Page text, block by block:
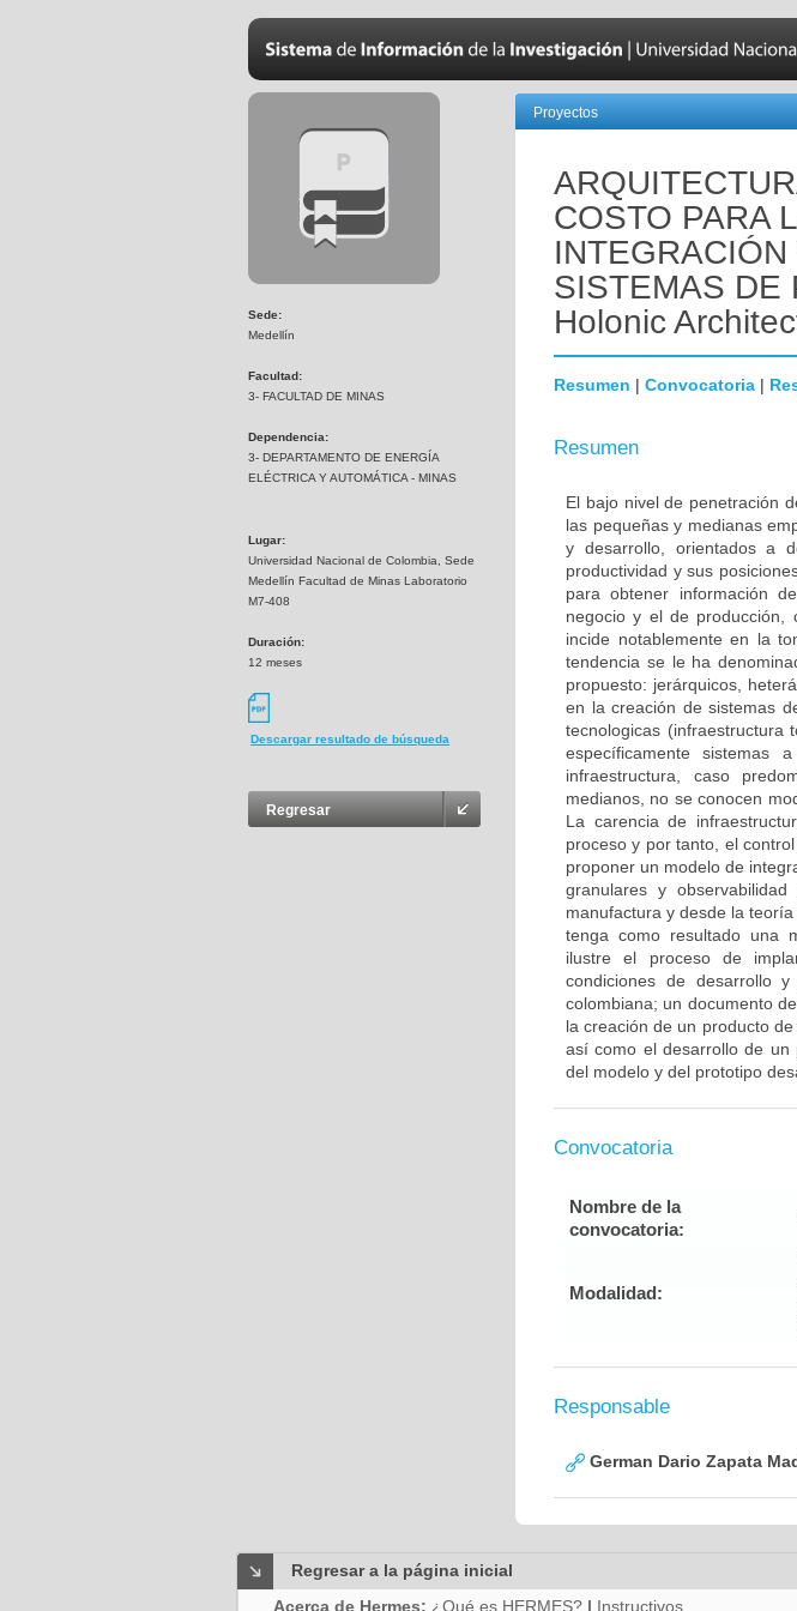
Sede:
Medellín
Facultad:
3- FACULTAD DE MINAS
Dependencia:
3- DEPARTAMENTO DE ENERGÍA
ELÉCTRICA Y AUTOMÁTICA - MINAS
Lugar:
Universidad Nacional de Colombia, Sede
Medellín Facultad de Minas Laboratorio
M7-408
Duración:
12 meses
Descargar resultado de búsqueda
Regresar
Proyectos
COSTO PARA
SISTEMAS DE
Holonic
Resumen | Convocatoria |
Resumen
El bajo nivel de penetración
las pequeñas y medianas
y desarrollo, orientados a
productividad y sus
para obtener información
negocio y el de producción,
incide notablemente en la
tendencia se le ha
propuesto: jerárquicos,
en la creación de sistemas
tecnologicas (infraestructura
específicamente
infraestructura, caso
medianos, no se conocen
La carencia de
proceso y por tanto, el
proponer un modelo de
granulares y
manufactura y desde la
tenga como resultado una
ilustre el proceso de
condiciones de desarrollo
colombiana; un documento
la creación de un producto
así como el desarrollo de un
del modelo y del prototipo
Convocatoria
Nombre de la
convocatoria:
Modalidad:
Responsable
German Dario Zapata
Regresar a la página inicial
Acerca de Hermes: ¿Qué es HERMES? | Instructivos